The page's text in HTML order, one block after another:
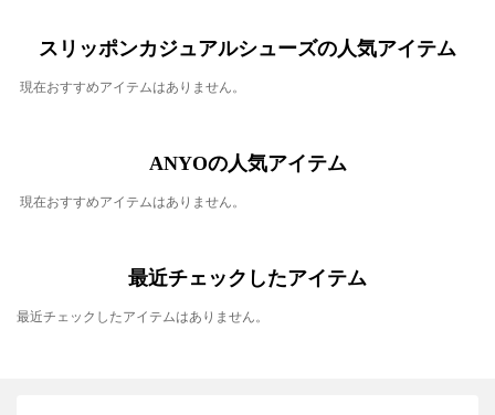
スリッポンカジュアルシューズの人気アイテム
現在おすすめアイテムはありません。
ANYOの人気アイテム
現在おすすめアイテムはありません。
最近チェックしたアイテム
最近チェックしたアイテムはありません。